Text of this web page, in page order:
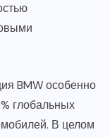
BMW особенно
глобальных
В целом